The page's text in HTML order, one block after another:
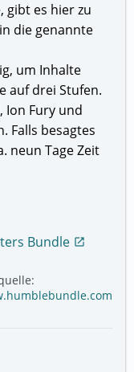
gibt es hier zu
die genannte
um Inhalte
auf drei Stufen.
Ion Fury und
Falls besagtes
neun Tage Zeit
Bundle open_in_new